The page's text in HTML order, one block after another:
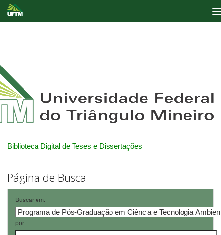
Biblioteca Digital de Teses e Dissertações
Página de Busca
Buscar em:
por